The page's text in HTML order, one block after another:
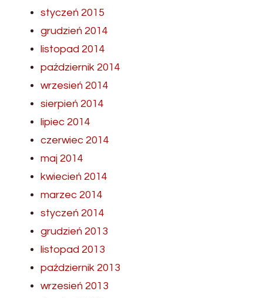
styczeń 2015
grudzień 2014
listopad 2014
październik 2014
wrzesień 2014
sierpień 2014
lipiec 2014
czerwiec 2014
maj 2014
kwiecień 2014
marzec 2014
styczeń 2014
grudzień 2013
listopad 2013
październik 2013
wrzesień 2013